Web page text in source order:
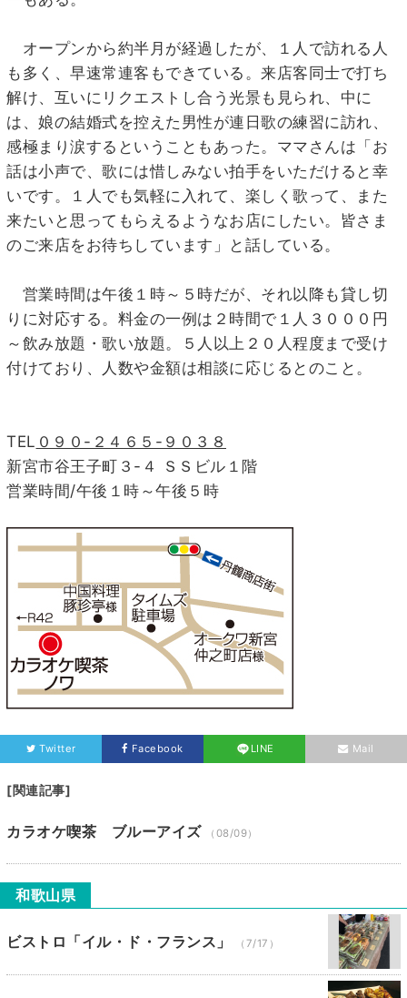
オープンから約半月が経過したが、１人で訪れる人
も多く、早速常連客もできている。来店客同士で打ち
解け、互いにリクエストし合う光景も見られ、中に
は、娘の結婚式を控えた男性が連日歌の練習に訪れ、
感極まり涙するということもあった。ママさんは「お
話は小声で、歌には惜しみない拍手をいただけると幸
いです。１人でも気軽に入れて、楽しく歌って、また
来たいと思ってもらえるようなお店にしたい。皆さま
のご来店をお待ちしています」と話している。
営業時間は午後１時～５時だが、それ以降も貸し切
りに対応する。料金の一例は２時間で１人３０００円
～飲み放題・歌い放題。５人以上２０人程度まで受け
付けており、人数や金額は相談に応じるとのこと。
TEL ０９０-２４６５-９０３８
新宮市谷王子町３-４ ＳＳビル１階
営業時間/午後１時～午後５時
Twitter Facebook LINE Mail
[関連記事]
カラオケ喫茶 ブルーアイズ （08/09）
和歌山県
ビストロ「イル・ド・フランス」 （7/17）